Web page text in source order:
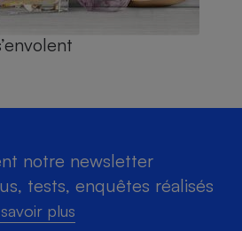
notre newsletter
tests, enquêtes réalisés
plus